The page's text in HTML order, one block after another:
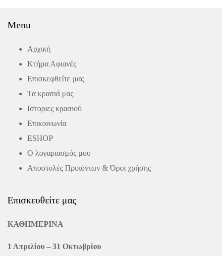
Menu
Αρχική
Κτήμα Αφιανές
Επισκεφθείτε μας
Τα κρασιά μας
Ιστοριες κρασιού
Επικοινωνία
ΕSHOP
Ο λογαριασμός μου
Αποστολές Προιόντων & Όροι χρήσης
Επισκευθείτε μας
ΚΑΘΗΜΕΡΙΝΑ
1 Απριλίου – 31 Οκτωβρίου